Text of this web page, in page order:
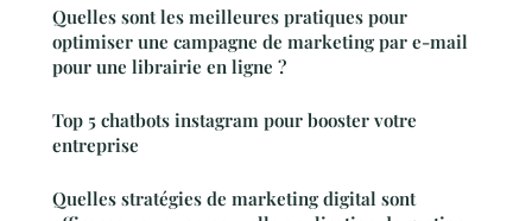
Quelles sont les meilleures pratiques pour
optimiser une campagne de marketing par e-mail
pour une librairie en ligne ?
Top 5 chatbots instagram pour booster votre
entreprise
Quelles stratégies de marketing digital sont